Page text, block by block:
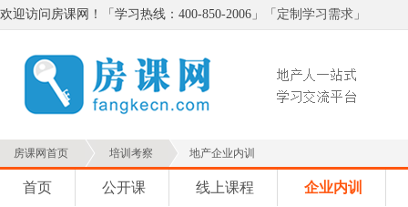
欢迎访问房课网！「学习热线：400-850-2006」「 定制学习需求 」
房课网首页 培训考察 地产企业内训
首页 公开课 线上课程 企业内训